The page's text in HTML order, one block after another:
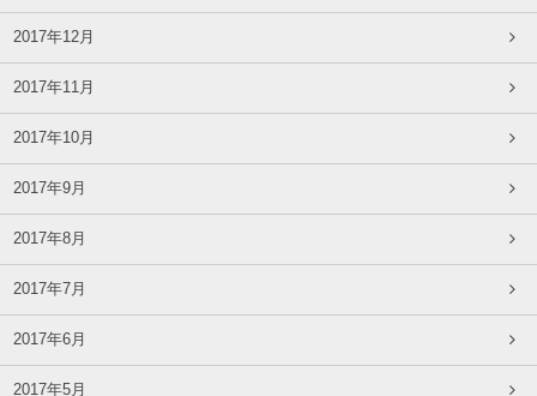
2017年12月
2017年11月
2017年10月
2017年9月
2017年8月
2017年7月
2017年6月
2017年5月